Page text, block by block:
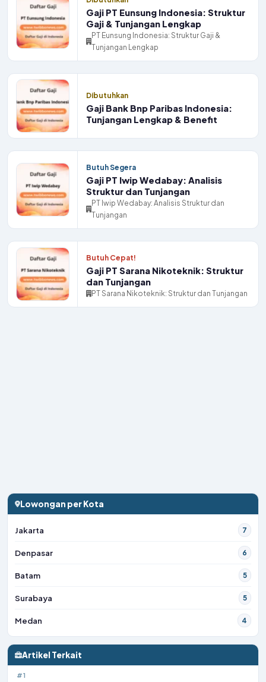
Gaji PT Eunsung Indonesia: Struktur
Gaji & Tunjangan Lengkap
PT Eunsung Indonesia: Struktur Gaji &
Tunjangan Lengkap
Dibutuhkan
Gaji Bank Bnp Paribas Indonesia:
Tunjangan Lengkap & Benefit
Butuh Segera
Gaji PT Iwip Wedabay: Analisis
Struktur dan Tunjangan
PT Iwip Wedabay: Analisis Struktur dan
Tunjangan
Butuh Cepat!
Gaji PT Sarana Nikoteknik: Struktur
dan Tunjangan
PT Sarana Nikoteknik: Struktur dan Tunjangan
Lowongan per Kota
Jakarta 7
Denpasar 6
Batam 5
Surabaya 5
Medan 4
Artikel Terkait
#1